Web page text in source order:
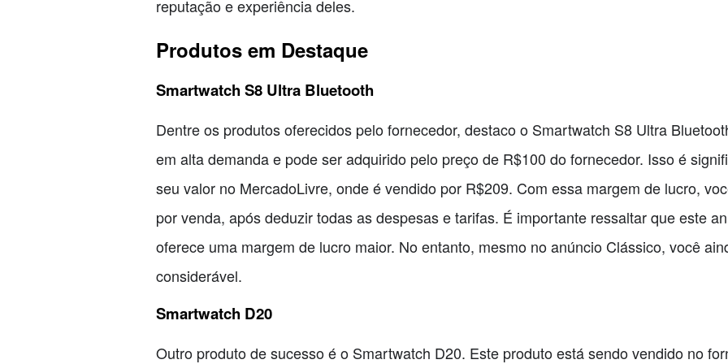
reputação e experiência deles.
Produtos em Destaque
Smartwatch S8 Ultra Bluetooth
Dentre os produtos oferecidos pelo fornecedor, destaco o Smartwatch S8 Ultra
em alta demanda e pode ser adquirido pelo preço de R$100 do fornecedor. Isso é
seu valor no MercadoLivre, onde é vendido por R$209. Com essa margem de lucro,
por venda, após deduzir todas as despesas e tarifas. É importante ressaltar que este
oferece uma margem de lucro maior. No entanto, mesmo no anúncio Clássico, você
considerável.
Smartwatch D20
Outro produto de sucesso é o Smartwatch D20. Este produto está sendo vendido no